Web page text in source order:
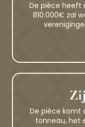
De pièce heeft
810.000€ zal
De pièce komt
tonneau, het